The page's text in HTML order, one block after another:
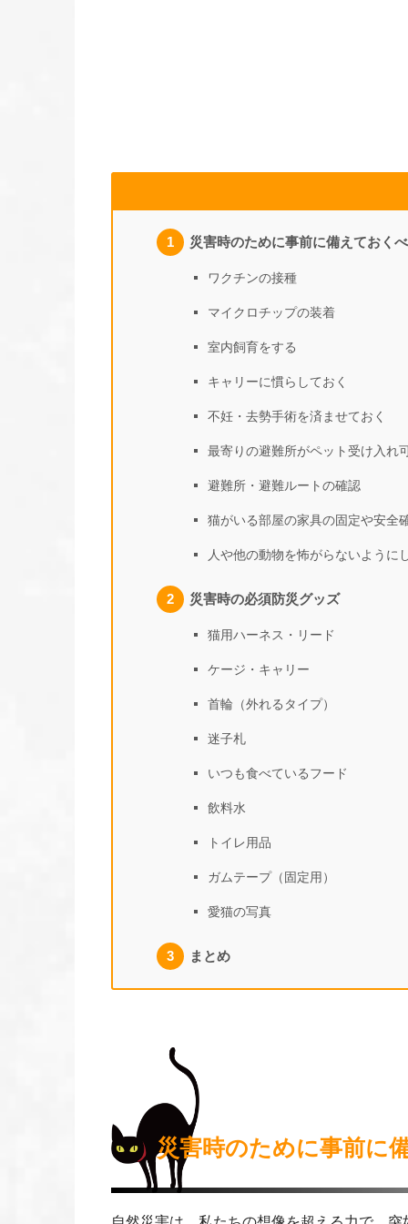
災害時のために事前に備えておく
ワクチンの接種
マイクロチップの装着
室内飼育をする
キャリーに慣らしておく
不妊・去勢手術を済ませておく
最寄りの避難所がペット受け入れ
避難所・避難ルートの確認
猫がいる部屋の家具の固定や安全
人や他の動物を怖がらないように
災害時の必須防災グッズ
猫用ハーネス・リード
ケージ・キャリー
首輪（外れるタイプ）
迷子札
いつも食べているフード
飲料水
トイレ用品
ガムテープ（固定用）
愛猫の写真
まとめ
災害時のために事前に